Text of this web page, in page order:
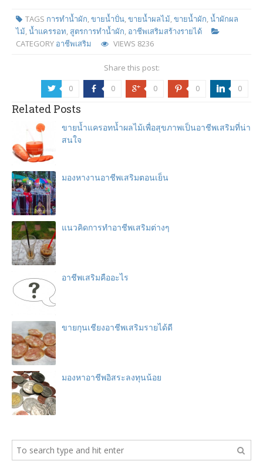
TAGS การทำน้ำผัก,ขายน้ำปั่น,ขายน้ำผลไม้,ขายน้ำผัก,น้ำผักผล
ไม้,น้ำแครรอท, สูตรการทำน้ำผัก, อาชีพเสริมสร้างรายได้
CATEGORY อาชีพเสริม VIEWS 8236
Share this post:
a 0 b 0 c 0 d 0 j 0
Related Posts
ขายน้ำแครอทน้ำผลไม้เพื่อสุขภาพเป็นอาชีพเสริมที่น่า
สนใจ
มองหางานอาชีพเสริมตอนเย็น
แนวคิดการทำอาชีพเสริมต่างๆ
อาชีพเสริมคืออะไร
ขายกุนเชียงอาชีพเสริมรายได้ดี
มองหาอาชีพอิสระลงทุนน้อย